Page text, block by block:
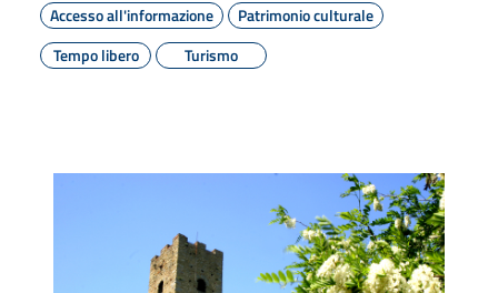
Accesso all'informazione
Patrimonio culturale
Tempo libero
Turismo